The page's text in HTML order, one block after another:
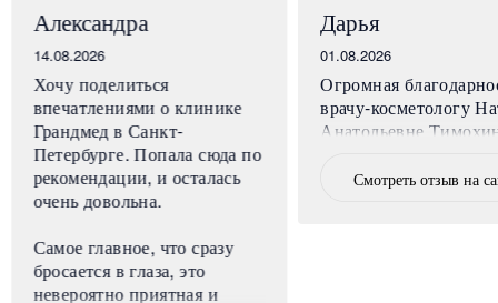
Александра
14.08.2026
Хочу поделиться
впечатлениями о клинике
Грандмед в Санкт-
Петербурге. Попала сюда по
рекомендации, и осталась
очень довольна.
Самое главное, что сразу
бросается в глаза, это
невероятно приятная и
Дарья
01.08.2026
Огромная
врачу-косметологу
Анатольевне
Смотреть отзыв на